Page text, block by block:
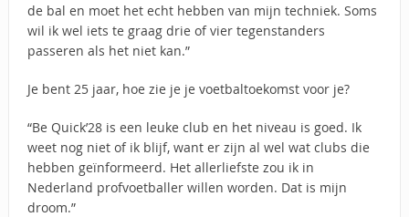
de bal en moet het echt hebben van mijn techniek. Soms
wil ik wel iets te graag drie of vier tegenstanders
passeren als het niet kan.”
Je bent 25 jaar, hoe zie je je voetbaltoekomst voor je?
“Be Quick’28 is een leuke club en het niveau is goed. Ik
weet nog niet of ik blijf, want er zijn al wel wat clubs die
hebben geïnformeerd. Het allerliefste zou ik in
Nederland profvoetballer willen worden. Dat is mijn
droom.”